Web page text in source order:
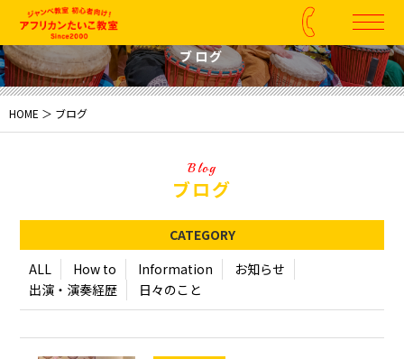
ブログ
HOME ＞ ブログ
Blog
ブログ
CATEGORY
ALL
How to Information
お知らせ
出演・演奏経歴
日々のこと